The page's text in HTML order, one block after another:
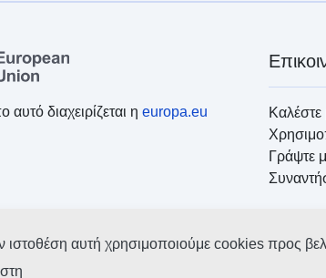
αυτό διαχειρίζεται η europa.eu
Γράψτε
ιστοθέση αυτή χρησιμοποιούμε cookies προς